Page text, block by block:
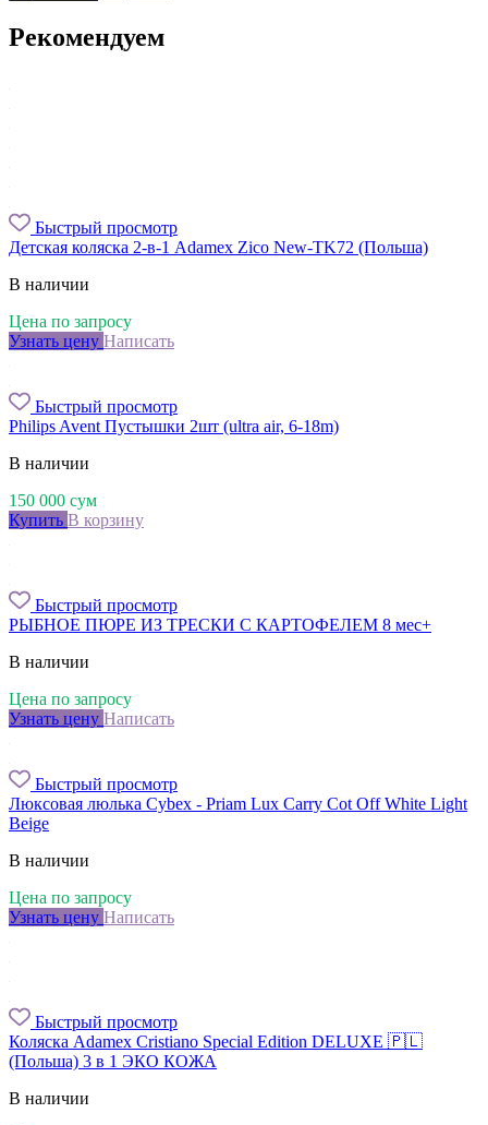
Рекомендуем
Быстрый просмотр
Детская коляска 2-в-1 Adamex Zico New-TK72 (Польша)
В наличии
Цена по запросу
Узнать цену Написать
Быстрый просмотр
Philips Avent Пустышки 2шт (ultra air, 6-18m)
В наличии
150 000 сум
Купить В корзину
Быстрый просмотр
РЫБНОЕ ПЮРЕ ИЗ ТРЕСКИ С КАРТОФЕЛЕМ 8 мес+
В наличии
Цена по запросу
Узнать цену Написать
Быстрый просмотр
Люксовая люлька Cybex - Priam Lux Carry Cot Off White Light
Beige
В наличии
Цена по запросу
Узнать цену Написать
Быстрый просмотр
Коляска Adamex Cristiano Special Edition DELUXE 🇵🇱
(Польша) 3 в 1 ЭКО КОЖА
В наличии